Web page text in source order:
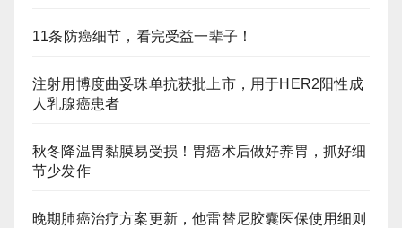
11条防癌细节，看完受益一辈子！
注射用博度曲妥珠单抗获批上市，用于HER2阳性成
人乳腺癌患者
秋冬降温胃黏膜易受损！胃癌术后做好养胃，抓好细
节少发作
晚期肺癌治疗方案更新，他雷替尼胶囊医保使用细则